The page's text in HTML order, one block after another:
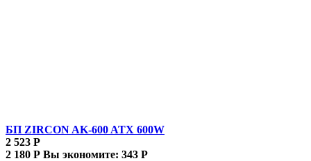
БП ZIRCON AK-600 ATX 600W
2 523 Р
2 180 Р Вы экономите: 343 Р